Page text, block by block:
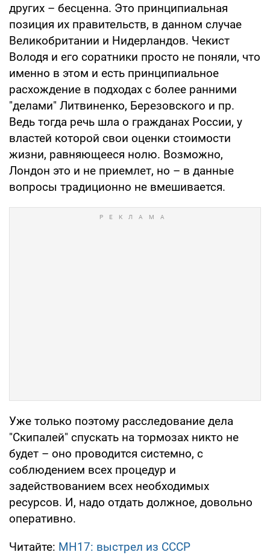
других – бесценна. Это принципиальная
позиция их правительств, в данном случае
Великобритании и Нидерландов. Чекист
Володя и его соратники просто не поняли, что
именно в этом и есть принципиальное
расхождение в подходах с более ранними
"делами" Литвиненко, Березовского и пр.
Ведь тогда речь шла о гражданах России, у
властей которой свои оценки стоимости
жизни, равняющееся нолю. Возможно,
Лондон это и не приемлет, но – в данные
вопросы традиционно не вмешивается.
Уже только поэтому расследование дела
"Скипалей" спускать на тормозах никто не
будет – оно проводится системно, с
соблюдением всех процедур и
задействованием всех необходимых
ресурсов. И, надо отдать должное, довольно
оперативно.
Читайте: МН17: выстрел из СССР